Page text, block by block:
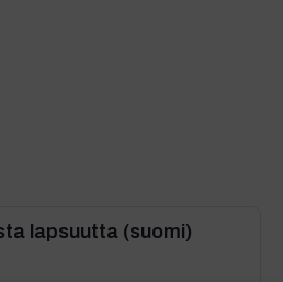
lapsuutta (suomi)